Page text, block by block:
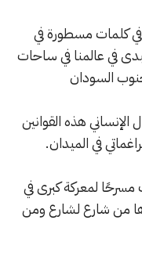
في كلمات مسطورة في
في عالمنا في ساحات
السودان
هذه القوانين
في الميدان.
مسرحًا لمعركة كبرى في
من شارع لشارع ومن